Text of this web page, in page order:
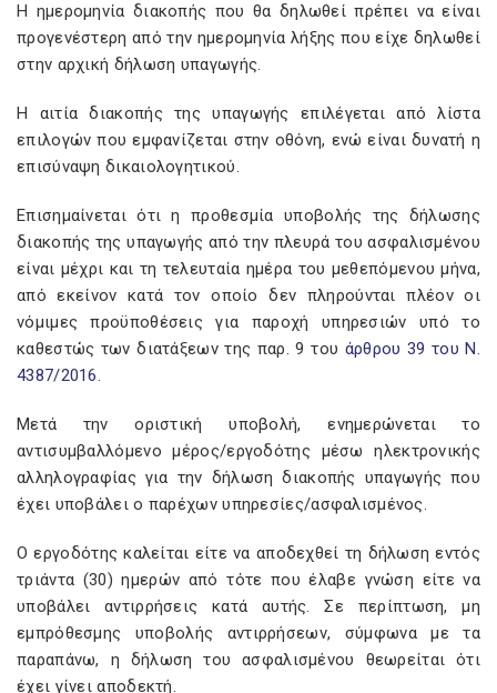
Η ημερομηνία διακοπής που θα δηλωθεί πρέπει να είναι
προγενέστερη από την ημερομηνία λήξης που είχε δηλωθεί
στην αρχική δήλωση υπαγωγής.
Η αιτία διακοπής της υπαγωγής επιλέγεται από λίστα
επιλογών που εμφανίζεται στην οθόνη, ενώ είναι δυνατή η
επισύναψη δικαιολογητικού.
Επισημαίνεται ότι η προθεσμία υποβολής της δήλωσης
διακοπής της υπαγωγής από την πλευρά του ασφαλισμένου
είναι μέχρι και τη τελευταία ημέρα του μεθεπόμενου μήνα,
από εκείνον κατά τον οποίο δεν πληρούνται πλέον οι
νόμιμες προϋποθέσεις για παροχή υπηρεσιών υπό το
καθεστώς των διατάξεων της παρ. 9 του άρθρου 39 του Ν.
4387/2016.
Μετά την οριστική υποβολή, ενημερώνεται το
αντισυμβαλλόμενο μέρος/εργοδότης μέσω ηλεκτρονικής
αλληλογραφίας για την δήλωση διακοπής υπαγωγής που
έχει υποβάλει ο παρέχων υπηρεσίες/ασφαλισμένος.
Ο εργοδότης καλείται είτε να αποδεχθεί τη δήλωση εντός
τριάντα (30) ημερών από τότε που έλαβε γνώση είτε να
υποβάλει αντιρρήσεις κατά αυτής. Σε περίπτωση, μη
εμπρόθεσμης υποβολής αντιρρήσεων, σύμφωνα με τα
παραπάνω, η δήλωση του ασφαλισμένου θεωρείται ότι
έχει γίνει αποδεκτή.